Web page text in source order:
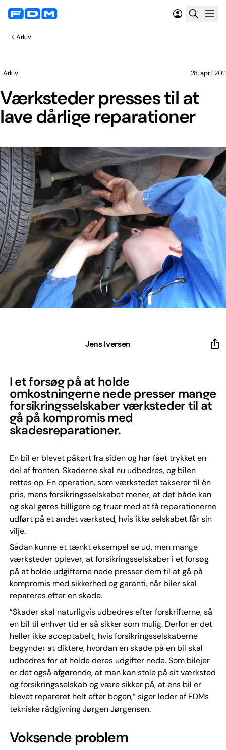
Arkiv
Værksteder presses til at
lave dårlige reparationer
Arkiv 28. april 2011
Jens Iversen
I et forsøg på at holde
omkostningerne nede presser mange
forsikringsselskaber værksteder til at
gå på kompromis med
skadesreparationer.
En bil er blevet påkørt fra siden og har fået trykket en
del af fronten. Skaderne skal nu udbedres, og bilen
rettes op. En operation, som værkstedet takserer til én
pris, mens forsikringsselskabet mener, at det både kan
og skal gøres billigere og truer med at få reparationerne
udført på et andet værksted, hvis ikke selskabet får sin
vilje.
Sådan kunne et tænkt eksempel se ud, men mange
værksteder oplever, at forsikringsselskaber i et forsøg
på at holde udgifterne nede presser dem til at gå på
kompromis med sikkerhed og garanti, når biler skal
repareres efter en skade.
”Skader skal naturligvis udbedres efter forskrifterne, så
en bil til enhver tid er så sikker som mulig. Derfor er det
heller ikke acceptabelt, hvis forsikringsselskaberne
begynder at diktere, hvordan en skade på en bil skal
udbedres for at holde deres udgifter nede. Som bilejer
er det også afgørende, at man kan stole på sit værksted
og forsikringsselskab og være sikker på, at ens bil er
blevet repareret helt efter bogen,” siger leder af FDMs
tekniske rådgivning Jørgen Jørgensen.
Voksende problem